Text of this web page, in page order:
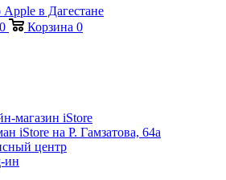
0 Корзина 0
магазин iStore
iStore на Р. Гамзатова, 64а
центр
ин